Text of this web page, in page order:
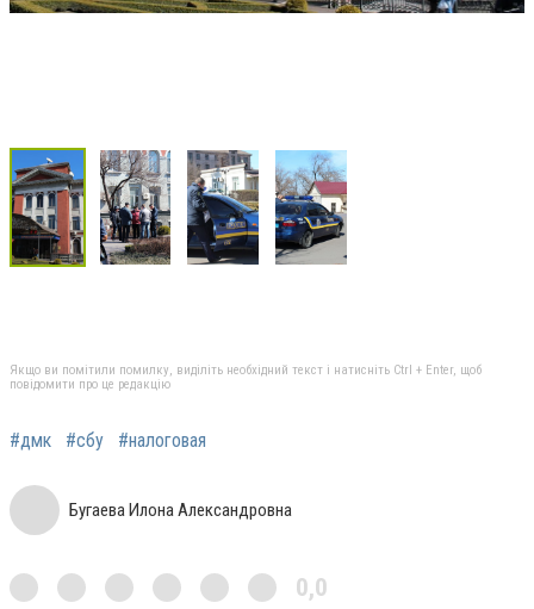
Якщо ви помітили помилку, виділіть необхідний текст і натисніть Ctrl + Enter, щоб
повідомити про це редакцію
#дмк #сбу #налоговая
Бугаева Илона Александровна
0,0